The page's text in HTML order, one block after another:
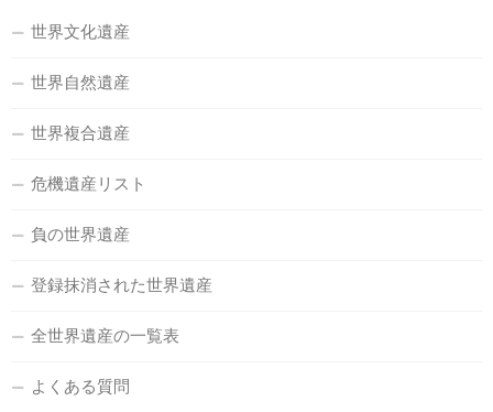
世界文化遺産
世界自然遺産
世界複合遺産
危機遺産リスト
負の世界遺産
登録抹消された世界遺産
全世界遺産の一覧表
よくある質問